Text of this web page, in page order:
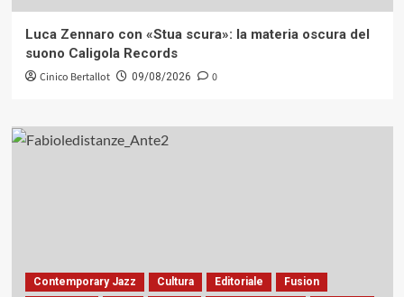
Luca Zennaro con «Stua scura»: la materia oscura del
suono Caligola Records
Cinico Bertallot 09/08/2026 0
Contemporary Jazz Cultura Editoriale
Fusion